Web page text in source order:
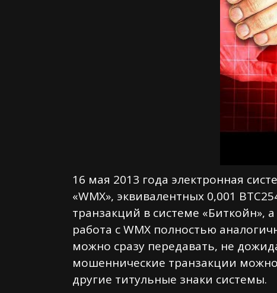
16 мая 2013 года электронная
«WMX», эквивалентных 0,001
транзакций в системе «Биткойн»,
работа с WMX полностью
можно сразу передавать, не
мошеннические транзакции
другие титульные знаки системы.